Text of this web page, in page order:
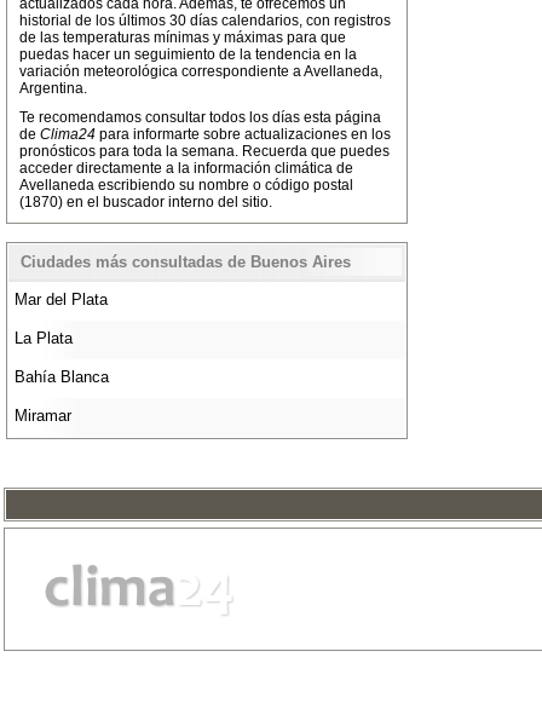
actualizados cada hora. Además, te ofrecemos un
historial de los últimos 30 días calendarios, con registros
de las temperaturas mínimas y máximas para que
puedas hacer un seguimiento de la tendencia en la
variación meteorológica correspondiente a Avellaneda,
Argentina.
Te recomendamos consultar todos los días esta página
de Clima24 para informarte sobre actualizaciones en los
pronósticos para toda la semana. Recuerda que puedes
acceder directamente a la información climática de
Avellaneda escribiendo su nombre o código postal
(1870) en el buscador interno del sitio.
Ciudades más consultadas de Buenos Aires
Mar del Plata
La Plata
Bahía Blanca
Miramar